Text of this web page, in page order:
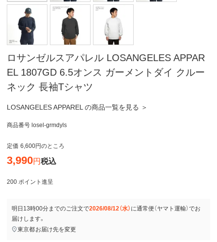
ロサンゼルスアパレル LOSANGELES APPAR
EL 1807GD 6.5オンス ガーメントダイ クルー
ネック 長袖Tシャツ
LOSANGELES APPAREL の商品一覧を見る ＞
商品番号 losel-grmdyls
定価 6,600 のところ
3,990 税込
200 ポイント進呈
明日 13時00分までのご注文で2026/08/12（水） に通常便（ヤマト運輸）でお
届けします。
東京都お届け先を変更